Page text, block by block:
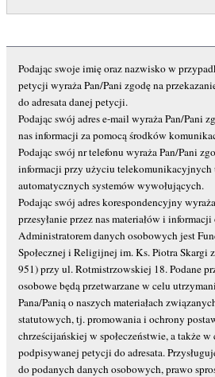
Podając swoje imię oraz nazwisko w
petycji wyraża Pan/Pani zgodę na
do adresata danej petycji.
Podając swój adres e-mail wyraża Pan/Pani
nas informacji za pomocą środków
Podając swój nr telefonu wyraża Pan/Pani
informacji przy użyciu telekomunikacyjnych
automatycznych systemów wywołujących.
Podając swój adres korespondencyjny
przesyłanie przez nas materiałów i
Administratorem danych osobowych jest
Społecznej i Religijnej im. Ks. Piotra Skargi
951) przy ul. Rotmistrzowskiej 18. Podane
osobowe będą przetwarzane w celu
Pana/Panią o naszych materiałach
statutowych, tj. promowania i ochrony
chrześcijańskiej w społeczeństwie, a także w
podpisywanej petycji do adresata.
do podanych danych osobowych, prawo